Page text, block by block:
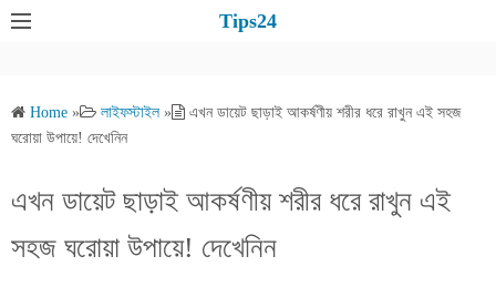
Tips24
Home » লাইফস্টাইল »
এখন ডায়েট ছাড়াই আকর্ষণীয় শরীর ধরে রাখুন এই সহজ
ঘরোয়া উপায়ে! দেখেনিন
এখন ডায়েট ছাড়াই আকর্ষণীয় শরীর ধরে রাখুন এই
সহজ ঘরোয়া উপায়ে! দেখেনিন